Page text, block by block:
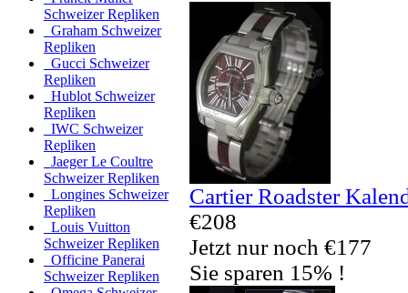
Schweizer Repliken
Graham Schweizer
Repliken
Gucci Schweizer
Repliken
Hublot Schweizer
Repliken
IWC Schweizer
Repliken
Jaeger Le Coultre
Schweizer Repliken
Longines Schweizer
Repliken
Louis Vuitton
Schweizer Repliken
Officine Panerai
Schweizer Repliken
Cartier Roadster
€208
Jetzt nur noch €177
Sie sparen 15% !